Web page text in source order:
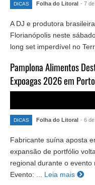
DICAS Folha do Litoral - 7
A DJ e produtora
Florianópolis neste
long set imperdível no
Pamplona Alimentos
Expoagas 2026 em
DICAS Folha do Litoral - 6
Fabricante suína aposta
expansão de portfólio
regional durante o evento
Evento: ...
Leia mais